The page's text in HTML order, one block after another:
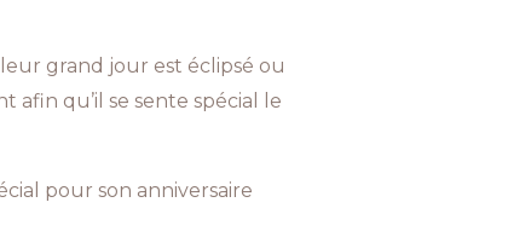
grand jour est éclipsé ou
afin qu’il se sente spécial le
pour son anniversaire